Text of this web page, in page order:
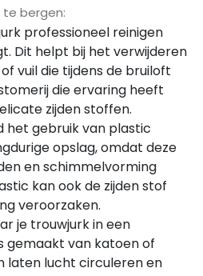
te bergen:
professioneel reinigen
Dit helpt bij het verwijderen
vuil die tijdens de bruiloft
die ervaring heeft
zijden stoffen.
het gebruik van plastic
opslag, omdat deze
en schimmelvorming
kan ook de zijden stof
veroorzaken.
je trouwjurk in een
gemaakt van katoen of
laten lucht circuleren en